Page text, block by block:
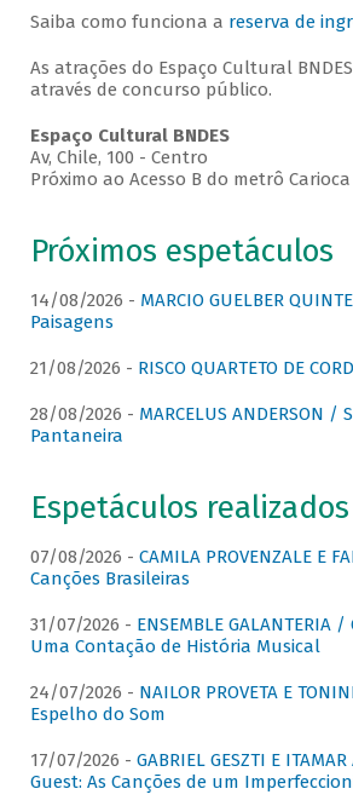
Saiba como funciona a reserva de
As atrações do Espaço Cultural
através de concurso público.
Espaço Cultural BNDES
Av, Chile, 100 - Centro
Próximo ao Acesso B do metrô Carioca
Próximos espetáculos
14/08/2026 - MARCIO GUELBER
Paisagens
21/08/2026 - RISCO QUARTETO DE
28/08/2026 - MARCELUS ANDERSON /
Pantaneira
Espetáculos realizados
07/08/2026 - CAMILA PROVENZALE E
Canções Brasileiras
31/07/2026 - ENSEMBLE GALANTERIA
Uma Contação de História Musical
24/07/2026 - NAILOR PROVETA E
Espelho do Som
17/07/2026 - GABRIEL GESZTI E
Guest: As Canções de um